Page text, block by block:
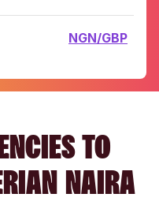
NGN/GBP
TO
NAIRA